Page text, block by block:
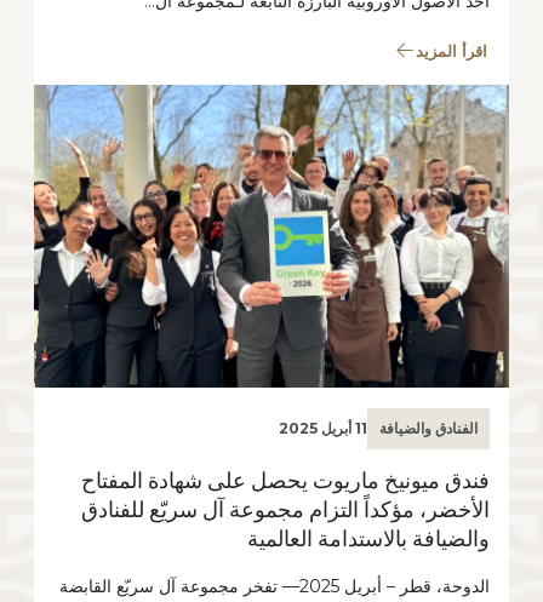
اقرأ المزيد
الفنادق والضيافة 11 أبريل 2025
فندق ميونيخ ماريوت يحصل على شهادة المفتاح
الأخضر، مؤكداً التزام مجموعة آل سريّع للفنادق
والضيافة بالاستدامة العالمية
الدوحة، قطر – أبريل 2025— تفخر مجموعة آل سريّع القابضة